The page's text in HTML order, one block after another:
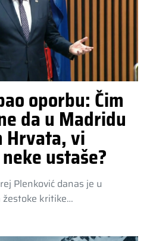
oporbu: Čim
da u Madridu
Hrvata, vi
ustaše?
Plenković danas je u
žestoke kritike…